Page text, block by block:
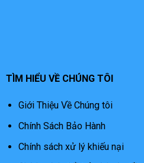
TÌM HIỂU VỀ CHÚNG TÔI
Giới Thiệu Về Chúng tôi
Chính Sách Bảo Hành
Chính sách xử lý khiếu nại